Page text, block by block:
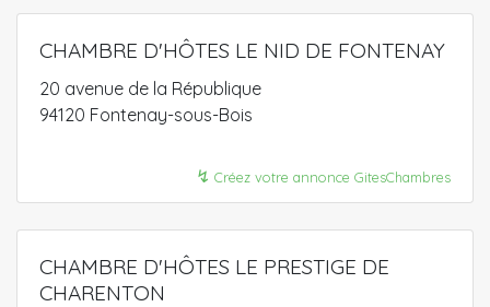
CHAMBRE D'HÔTES LE NID DE FONTENAY
20 avenue de la République
94120 Fontenay-sous-Bois
↯ Créez votre annonce GitesChambres
CHAMBRE D'HÔTES LE PRESTIGE DE
CHARENTON